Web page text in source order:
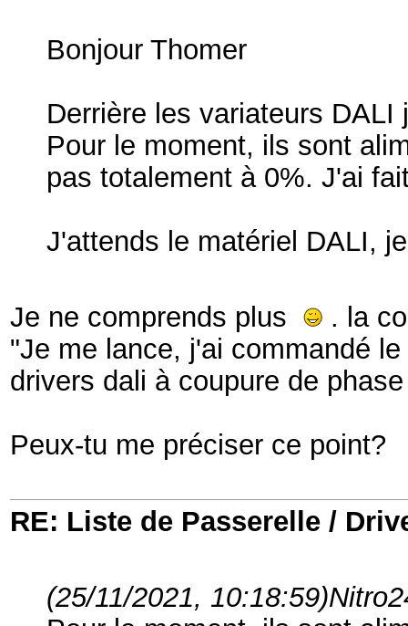
Bonjour Thomer
Derrière les variateurs
Pour le moment, ils sont
pas totalement à 0%. J'ai
J'attends le matériel DALI,
Je ne comprends plus
. la
"Je me lance, j'ai commandé
drivers dali à coupure de
Peux-tu me préciser ce point?
RE: Liste de Passerelle /
(25/11/2021, 10:18:59)